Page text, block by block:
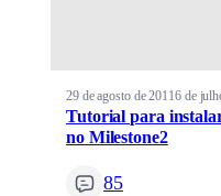
29 de agosto de 20116 de
Tutorial para
no Milestone2
85